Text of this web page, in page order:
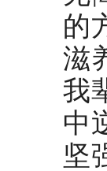
的
滋
我
中
坚